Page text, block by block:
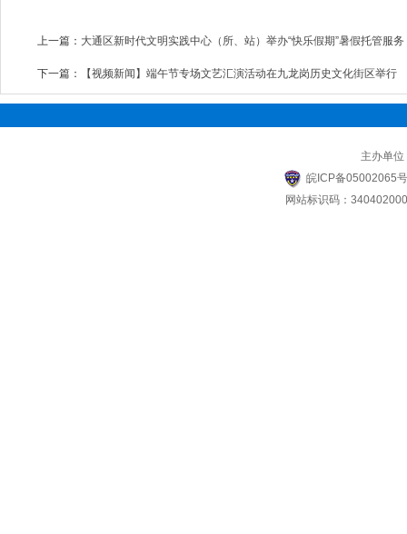
上一篇： 大通区新时代文明实践中心（所、站）举办“快乐假期”暑假托管服务
下一篇： 【视频新闻】端午节专场文艺汇演活动在九龙岗历史文化街区举行
主办单
皖ICP备05002065
网站标识码：